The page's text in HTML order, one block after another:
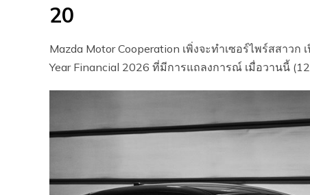
20
Mazda Motor Cooperation เพิ่งจะทำเซอร์ไพร์สสาว
Year Financial 2026 ที่มีการแถลงการณ์ เมื่อวานนี้